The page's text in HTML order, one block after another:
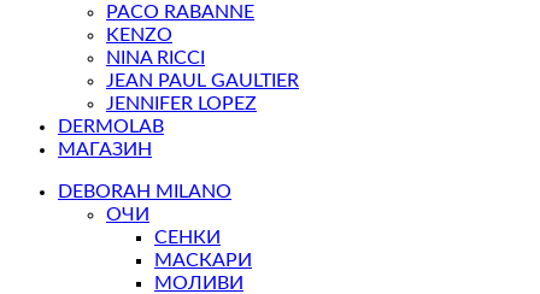
PACO RABANNE
KENZO
NINA RICCI
JEAN PAUL GAULTIER
JENNIFER LOPEZ
DERMOLAB
МАГАЗИН
DEBORAH MILANO
ОЧИ
СЕНКИ
МАСКАРИ
МОЛИВИ